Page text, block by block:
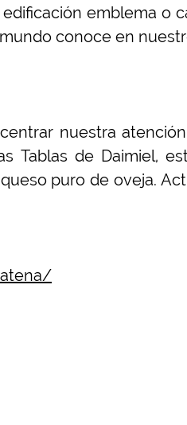
emblema o
conoce en
nuestra
Tablas de Daimiel,
puro de oveja.